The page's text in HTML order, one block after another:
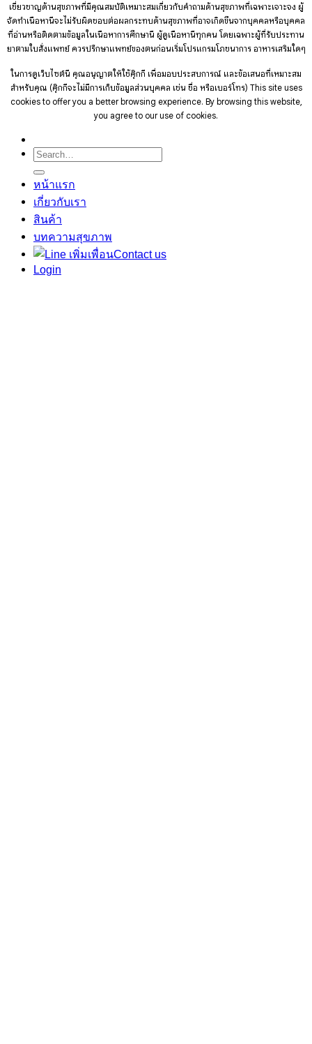
เชี่ยวชาญด้านสุขภาพที่มีคุณสมบัติเหมาะสมเกี่ยวกับคำถามด้านสุขภาพที่เฉพาะเจาะจง ผู้
จัดทำเนื้อหานี้จะไม่รับผิดชอบต่อผลกระทบด้านสุขภาพที่อาจเกิดขึ้นจากบุคคลหรือบุคคล
ที่อ่านหรือติดตามข้อมูลในเนื้อหาการศึกษานี้ ผู้ดูเนื้อหานี้ทุกคน โดยเฉพาะผู้ที่รับประทาน
ยาตามใบสั่งแพทย์ ควรปรึกษาแพทย์ของตนก่อนเริ่มโปรแกรมโภชนาการ อาหารเสริมใดๆ
ในการดูเว็บไซต์นี้ คุณอนุญาตให้ใช้คุ๊กกี้ เพื่อมอบประสบการณ์ และข้อเสนอที่เหมาะสม
สำหรับคุณ (คุ๊กกี้จะไม่มีการเก็บข้อมูลส่วนบุคคล เช่น ชื่อ หรือเบอร์โทร) This site uses
cookies to offer you a better browsing experience. By browsing this website,
you agree to our use of cookies.
Search
for:
หน้าแรก
เกี่ยวกับเรา
สินค้า
บทความสุขภาพ
Contact us
Login